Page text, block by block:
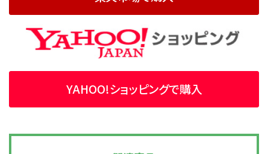
YAHOO!ショッピングで購入